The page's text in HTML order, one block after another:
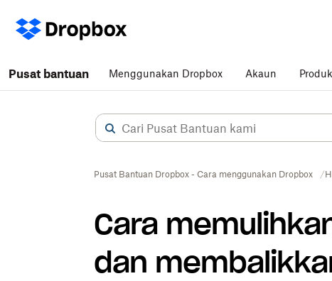
Pusat bantuan Menggunakan Dropbox Akaun Produk
Pusat Bantuan Dropbox - Cara menggunakan Dropbox
Cara
dan